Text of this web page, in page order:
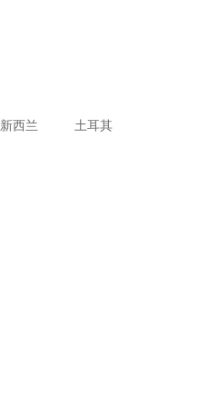
新西兰 土耳其